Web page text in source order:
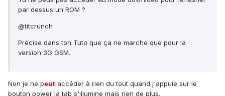
par dessus un ROM ?
@titcrunch
Précise dans ton Tuto que ça ne marche que pour la
version 3G GSM.
Non je ne peut accéder à rien du tout quand j'appuie sur le
bouton power la tab s'illumine mais rien de plus.